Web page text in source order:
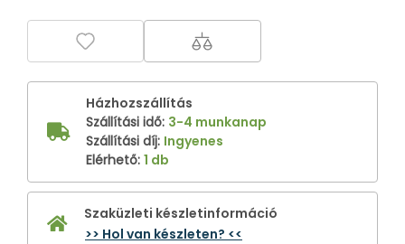
Házhozszállítás
Szállítási idő: 3-4 munkanap
Szállítási díj: Ingyenes
Elérhető: 1 db
Szaküzleti készletinformáció
>> Hol van készleten? <<